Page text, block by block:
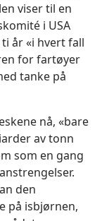
viser til en
i USA
år «i hvert fall
for fartøyer
tanke på
nå, «bare
av tonn
som en gang
den
på isbjørnen,